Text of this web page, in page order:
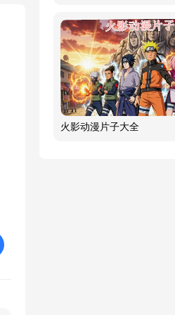
火影动漫片子大全